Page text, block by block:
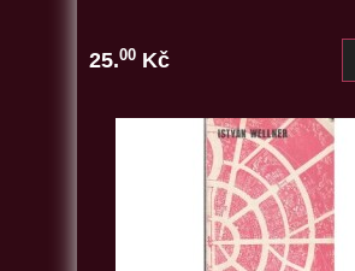
25.00 Kč